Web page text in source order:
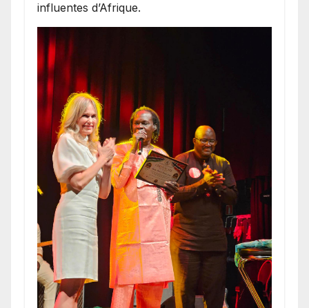
influentes d’Afrique.